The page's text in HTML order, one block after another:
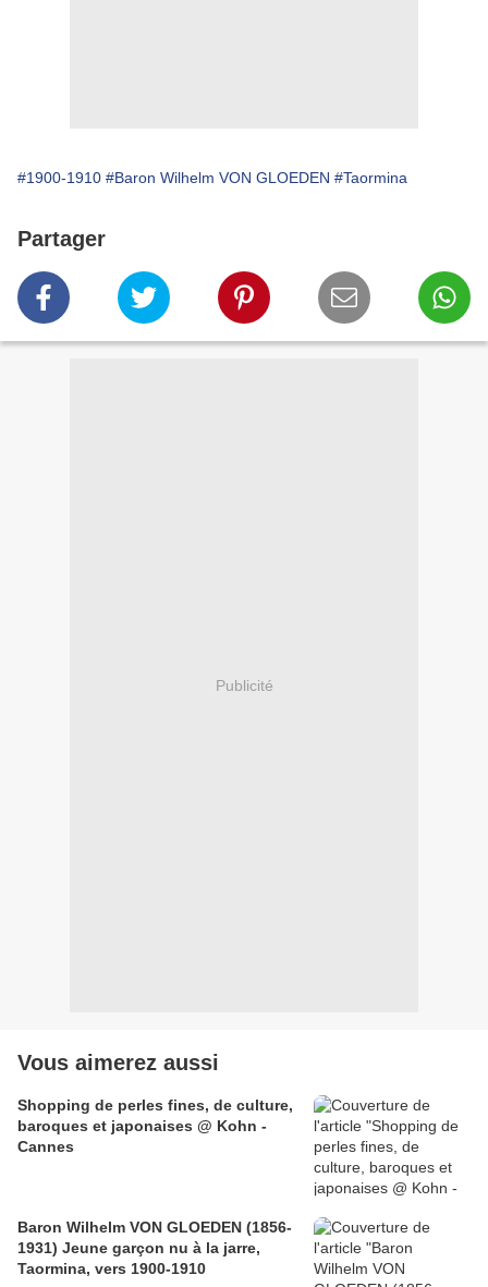
#1900-1910 #Baron Wilhelm VON GLOEDEN #Taormina
Partager
Publicité
Vous aimerez aussi
Shopping de perles fines, de culture,
baroques et japonaises @ Kohn -
Cannes
Baron Wilhelm VON GLOEDEN (1856-
1931) Jeune garçon nu à la jarre,
Taormina, vers 1900-1910